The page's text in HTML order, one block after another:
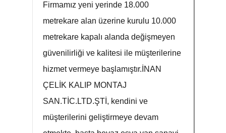
Firmamız yeni yerinde 18.000
metrekare alan üzerine kurulu 10.000
metrekare kapalı alanda değişmeyen
güvenilirliği ve kalitesi ile müşterilerine
hizmet vermeye başlamıştır.İNAN
ÇELİK KALIP MONTAJ
SAN.TİC.LTD.ŞTİ, kendini ve
müşterilerini geliştirmeye devam